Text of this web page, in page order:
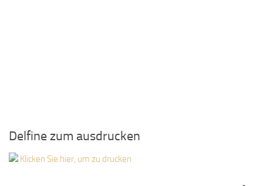
Delfine zum ausdrucken
Klicken Sie hier, um zu drucken